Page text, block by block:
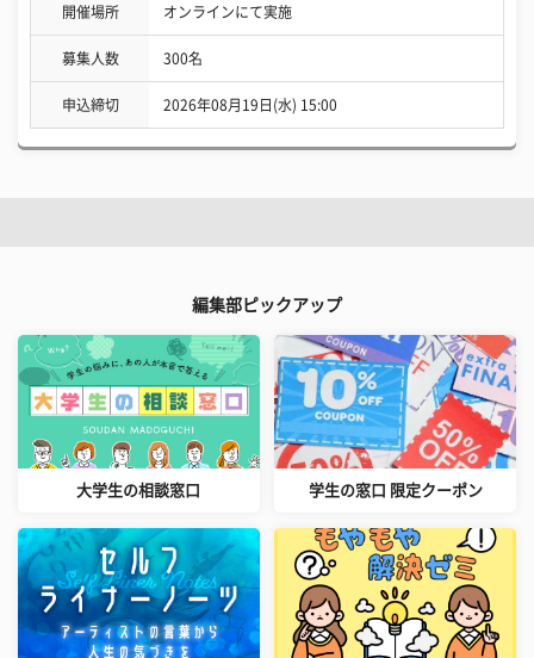
開催場所 オンラインにて実施
募集人数 300名
申込締切 2026年08月19日(水) 15:00
編集部ピックアップ
大学生の相談窓口 学生の窓口 限定クーポン